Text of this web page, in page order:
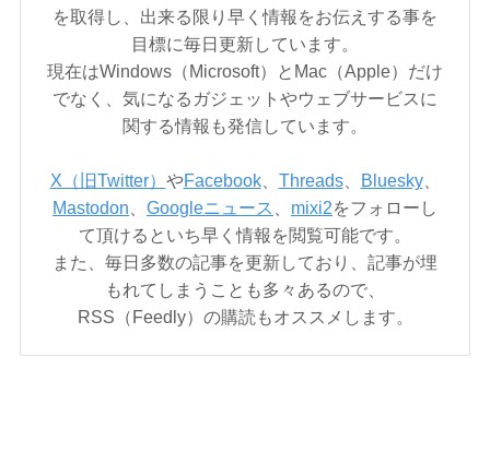
を取得し、出来る限り早く情報をお伝えする事を
目標に毎日更新しています。
現在はWindows（Microsoft）とMac（Apple）だけ
でなく、気になるガジェットやウェブサービスに
関する情報も発信しています。
X（旧Twitter） やFacebook、 Threads、 Bluesky、
Mastodon
Googleニュース mixi2をフォローし
て頂けるといち早く情報を閲覧可能です。
また、毎日多数の記事を更新しており、記事が埋
もれてしまうことも多々あるので、
RSS（Feedly）の購読もオススメします。